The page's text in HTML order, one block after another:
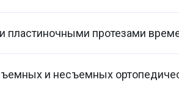
пластиночными протезами
и несъемных